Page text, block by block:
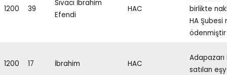
1200 39
Sıvacı İbrahim
Efendi
HAC
birlikte
HA Şubesi
ödenmiştir
1200 17 İbrahim HAC
satılan